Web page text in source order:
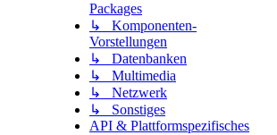
Packages
↳ Komponenten-
Vorstellungen
↳ Datenbanken
↳ Multimedia
↳ Netzwerk
↳ Sonstiges
API & Plattformspezifisches